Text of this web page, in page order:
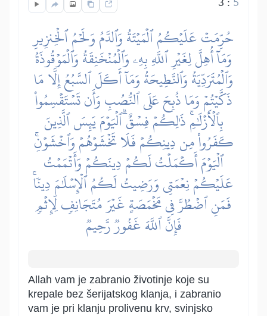
حُرِّمَتۡ عَلَيۡكُمُ ٱلۡمَيۡتَةُ وَٱلدَّمُ وَلَحۡمُ ٱلۡخِنزِيرِ
وَمَآ أُهِلَّ لِغَيۡرِ ٱللَّهِ بِهِۦ وَٱلۡمُنۡخَنِقَةُ وَٱلۡمَوۡقُوذَةُ
وَٱلۡمُتَرَدِّيَةُ وَٱلنَّطِيحَةُ وَمَآ أَكَلَ ٱلسَّبُعُ إِلَّا مَا
ذَكَّيۡتُمۡ وَمَا ذُبِحَ عَلَى ٱلنُّصُبِ وَأَن تَسۡتَقۡسِمُواْ
بِٱلۡأَزۡلَٰمِۚ ذَٰلِكُمۡ فِسۡقٌۗ ٱلۡيَوۡمَ يَئِسَ ٱلَّذِينَ
كَفَرُواْ مِن دِينِكُمۡ فَلَا تَخۡشَوۡهُمۡ وَٱخۡشَوۡنِۚ
ٱلۡيَوۡمَ أَكۡمَلۡتُ لَكُمۡ دِينَكُمۡ وَأَتۡمَمۡتُ
عَلَيۡكُمۡ نِعۡمَتِي وَرَضِيتُ لَكُمُ ٱلۡإِسۡلَٰمَ دِينٗاۚ
فَمَنِ ٱضۡطُرَّ فِي مَخۡمَصَةٍ غَيۡرَ مُتَجَانِفٖ لِّإِثۡمٖ
فَإِنَّ ٱللَّهَ غَفُورٞ رَّحِيمٞ
Allah vam je zabranio životinje koje su
krepale bez šerijatskog klanja, i zabranio
vam je pri klanju prolivenu krv, svinjsko